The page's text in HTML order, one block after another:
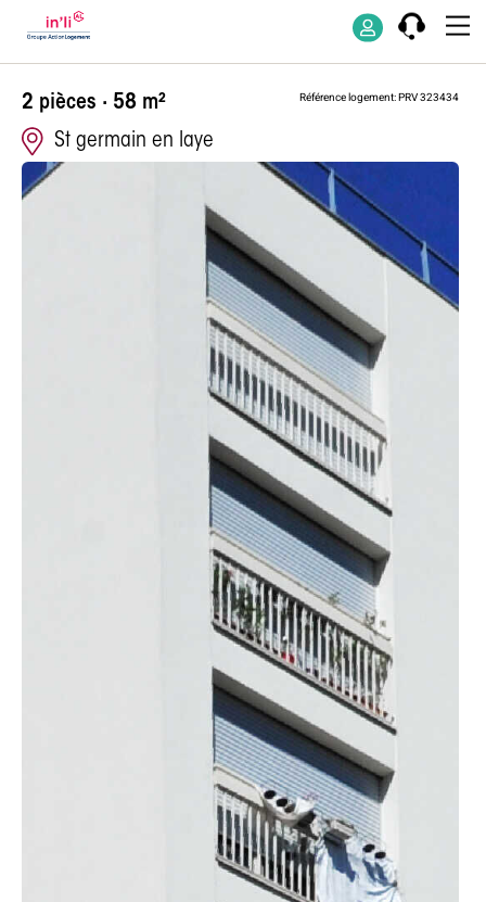
Appartement
2 pièces · 58 m²
St germain en laye
Référence logement: PRV 323434